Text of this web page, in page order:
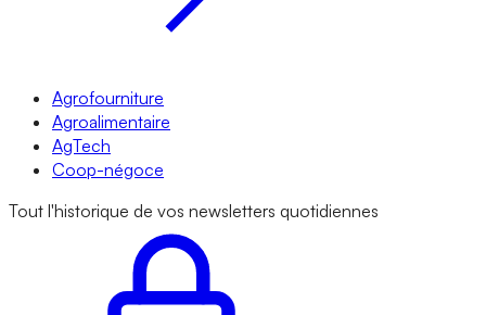
Agrofourniture
Agroalimentaire
AgTech
Coop-négoce
Tout l'historique de vos newsletters quotidiennes